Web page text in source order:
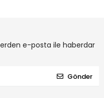
e-posta ile haberdar
Gönder